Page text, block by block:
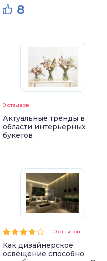
8
0 отзывов
Актуальные тренды в
области интерьерных
букетов
0 отзывов
Как дизайнерское
освещение способно